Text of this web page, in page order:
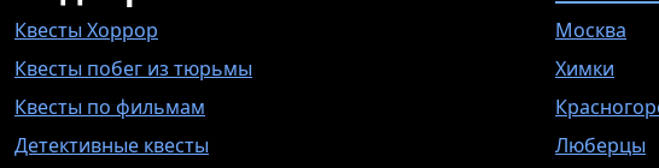
Квесты Хоррор
Квесты побег из тюрьмы
Квесты по фильмам
Детективные квесты
Москва
Химки
Люберцы